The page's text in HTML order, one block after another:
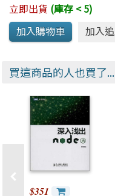
立即出貨 (庫存 < 5)
買這商品的人也買了...
$351